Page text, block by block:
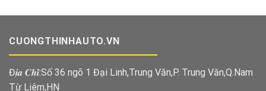
CUONGTHINHAUTO.VN
Đ𝒊̣𝒂 𝑪𝒉𝒊̉:Số 36 ngõ 1 Đại Linh,Trung Văn,P. Trung Văn,Q.Nam
Từ Liêm,HN